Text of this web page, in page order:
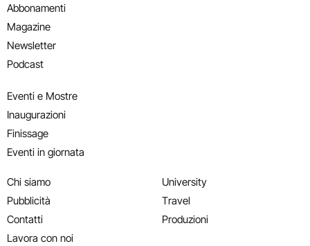
Abbonamenti
Magazine
Newsletter
Podcast
Eventi e Mostre
Inaugurazioni
Finissage
Eventi in giornata
Chi siamo
Pubblicità
Contatti
Lavora con noi
University
Travel
Produzioni